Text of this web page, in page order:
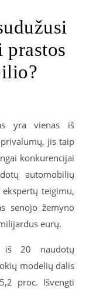
prastos
yra vienas iš
jis taip
konkurencijai
automobilių
ekspertų teigimu,
senojo žemyno
eurų.
iš 20 naudotų
modelių dalis
proc. Išvengti